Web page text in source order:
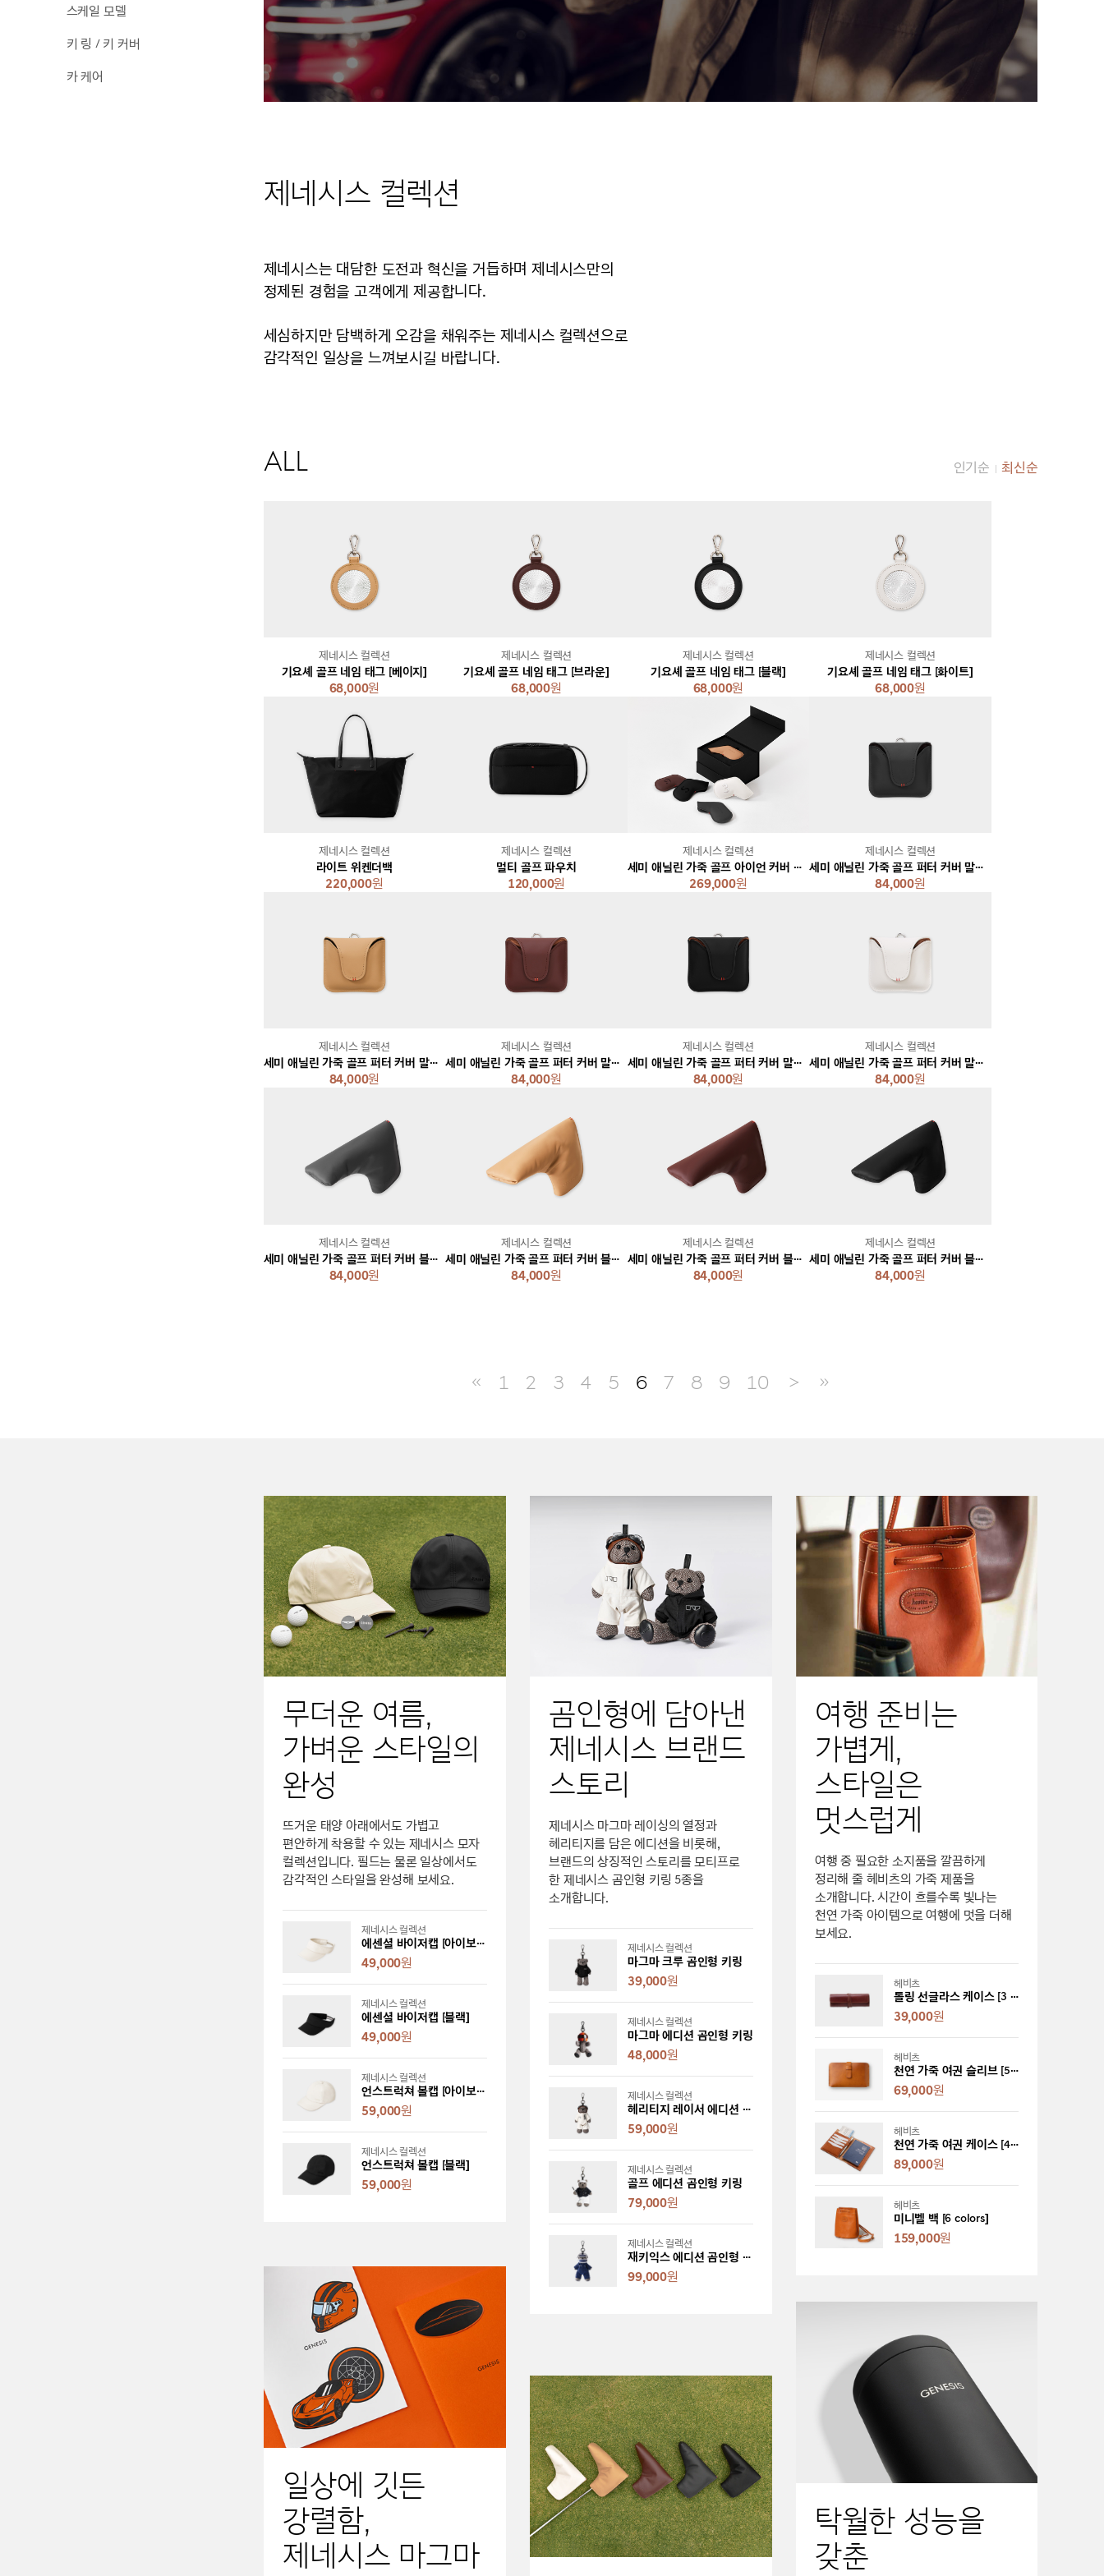
스케일 모델
키 링 / 키 커버
카 케어
제네시스 컬렉션
제네시스는 대담한 도전과 혁신을 거듭하며 제네시스만의
정제된 경험을 고객에게 제공합니다.
세심하지만 담백하게 오감을 채워주는 제네시스 컬렉션으로
감각적인 일상을 느껴보시길 바랍니다.
ALL 인기순 | 최신순
기요셰 골프 네임 태그 [베이지]
68,000원
제네시스 컬렉션
기요셰 골프 네임 태그 [브라운]
68,000원
제네시스 컬렉션
기요셰 골프 네임 태그 [블랙]
68,000원
제네시스 컬렉션
기요셰 골프 네임 태그 [화이트]
68,000원
제네시스 컬렉션
라이트 위켄더백
220,000원
제네시스 컬렉션
멀티 골프 파우치
120,000원
제네시스 컬렉션
세미 애닐린 가죽 골프 아이언 커버 세트
269,000원
제네시스 컬렉션
세미 애닐린 가죽 골프 퍼터 커버 말렛 [그레이]
84,000원
제네시스 컬렉션
세미 애닐린 가죽 골프 퍼터 커버 말렛 [베이지]
84,000원
제네시스 컬렉션
세미 애닐린 가죽 골프 퍼터 커버 말렛 [브라운]
84,000원
제네시스 컬렉션
세미 애닐린 가죽 골프 퍼터 커버 말렛 [블랙]
84,000원
제네시스 컬렉션
세미 애닐린 가죽 골프 퍼터 커버 말렛 [화이트]
84,000원
제네시스 컬렉션
세미 애닐린 가죽 골프 퍼터 커버 블레이드 [그레이]
84,000원
제네시스 컬렉션
세미 애닐린 가죽 골프 퍼터 커버 블레이드 [베이지]
84,000원
제네시스 컬렉션
세미 애닐린 가죽 골프 퍼터 커버 블레이드 [브라운]
84,000원
제네시스 컬렉션
세미 애닐린 가죽 골프 퍼터 커버 블레이드 [블랙]
84,000원
제네시스 컬렉션
≪ 1 2 3 4 5 6 7 8 9 10 ＞ ≫
무더운 여름,
가벼운 스타일의
완성
뜨거운 태양 아래에서도 가볍고
편안하게 착용할 수 있는 제네시스 모자
컬렉션입니다. 필드는 물론 일상에서도
감각적인 스타일을 완성해 보세요.
제네시스 컬렉션
에센셜 바이저캡 [아이보리]
49,000원
제네시스 컬렉션
에센셜 바이저캡 [블랙]
49,000원
제네시스 컬렉션
언스트럭쳐 볼캡 [아이보리]
59,000원
제네시스 컬렉션
언스트럭쳐 볼캡 [블랙]
59,000원
곰인형에 담아낸
제네시스 브랜드
스토리
제네시스 마그마 레이싱의 열정과
헤리티지를 담은 에디션을 비롯해,
브랜드의 상징적인 스토리를 모티프로
한 제네시스 곰인형 키링 5종을
소개합니다.
제네시스 컬렉션
마그마 크루 곰인형 키링
39,000원
제네시스 컬렉션
마그마 에디션 곰인형 키링
48,000원
제네시스 컬렉션
헤리티지 레이서 에디션 곰인형 키링
59,000원
제네시스 컬렉션
골프 에디션 곰인형 키링
79,000원
제네시스 컬렉션
재키익스 에디션 곰인형 키링 [리미티드]
99,000원
여행 준비는
가볍게,
스타일은
멋스럽게
여행 중 필요한 소지품을 깔끔하게
정리해 줄 헤비츠의 가죽 제품을
소개합니다. 시간이 흐를수록 빛나는
천연 가죽 아이템으로 여행에 멋을 더해
보세요.
헤비츠
롤링 선글라스 케이스 [3 colors]
39,000원
헤비츠
천연 가죽 여권 슬리브 [5 colors]
69,000원
헤비츠
천연 가죽 여권 케이스 [4 colors]
89,000원
헤비츠
미니벨 백 [6 colors]
159,000원
일상에 깃든
강렬함,
제네시스 마그마
탁월한 성능을
갖춘